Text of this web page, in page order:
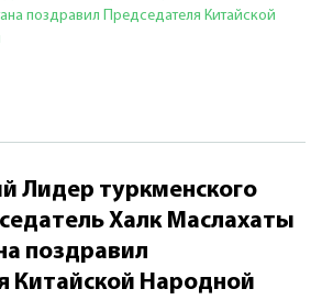
поздравил Председателя Китайской
Лидер туркменского
Халк Маслахаты
поздравил
Китайской Народной